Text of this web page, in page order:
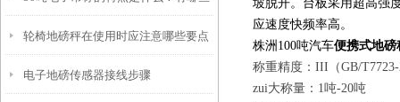
优势？
轮椅地磅秤在使用时应注意哪些要点
电子地磅传感器接线步骤
坡脱开。台板采用超高强
应速度快频率高。
株洲100吨汽车便携式地磅
称重精度：III（GB/
zui大称量：1吨-20吨